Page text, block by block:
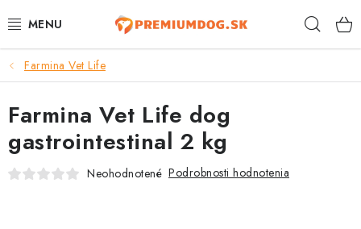
na
TOP 100 PRODUKTOV
NOVINKY
AKCIE
Farmina Vet Life
Farmina Vet Life dog
gastrointestinal 2 kg
Neohodnotené Podrobnosti hodnotenia